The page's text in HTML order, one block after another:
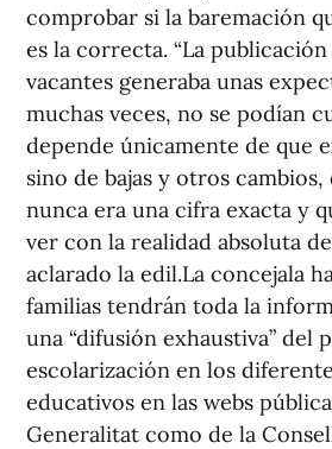
comprobar si la baremación
es la correcta. “La
vacantes generaba unas
muchas veces, no se podían
depende únicamente de que
sino de bajas y otros
nunca era una cifra exacta y
ver con la realidad absoluta
aclarado la edil.La concejala
familias tendrán toda la
una “difusión exhaustiva” del
escolarización en los
educativos en las webs
Generalitat como de la